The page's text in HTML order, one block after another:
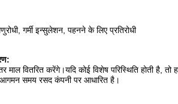
गर्मी इन्सुलेशन, पहनने के लिए प्रतिरोधी
माल वितरित करेंगे।यदि कोई विशेष परिस्थिति होती
आगमन समय रसद कंपनी पर आधारित है।